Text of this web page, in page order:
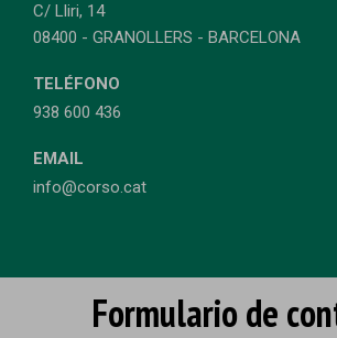
C/ Lliri, 14
08400 - GRANOLLERS - BARCELONA
TELÉFONO
938 600 436
EMAIL
info@corso.cat
Formulario de